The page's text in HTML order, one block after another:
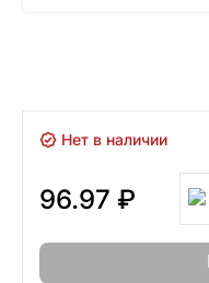
Нет в наличии
96.97 ₽